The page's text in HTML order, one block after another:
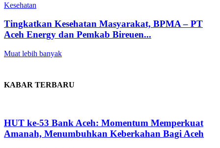
Kesehatan
Tingkatkan Kesehatan Masyarakat, BPMA – PT
Aceh Energy dan Pemkab Bireuen...
Muat lebih banyak
KABAR TERBARU
HUT ke-53 Bank Aceh: Momentum Memperkuat
Amanah, Menumbuhkan Keberkahan Bagi Aceh